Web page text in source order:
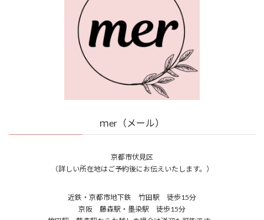
ｍer（メール）
京都市伏見区
（詳しい所在地はご予約後にお伝えいたします。）
近鉄・京都市地下鉄 竹田駅 徒歩15分
京阪 藤森駅・墨染駅 徒歩15分